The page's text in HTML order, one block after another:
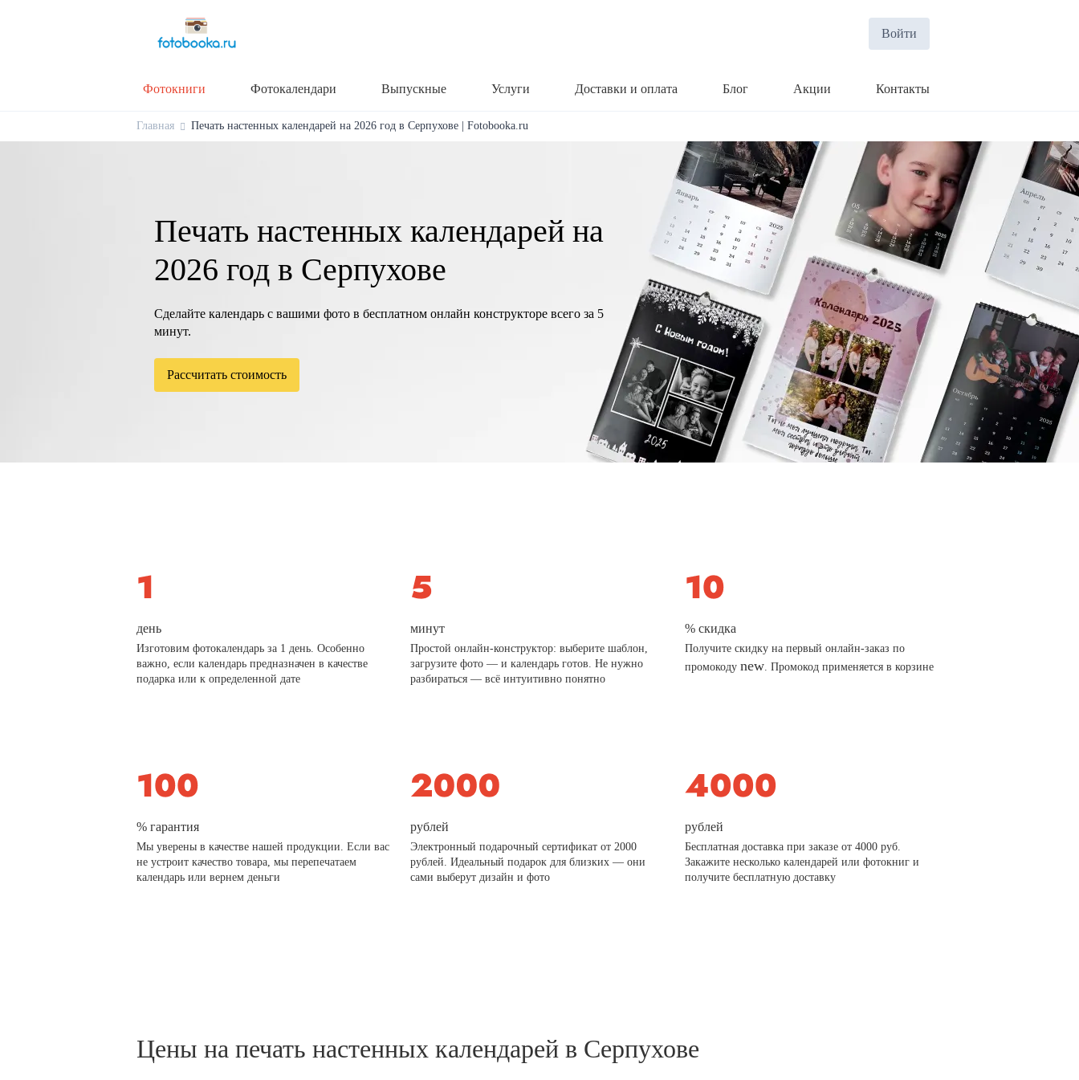
Войти
Фотокниги Фотокалендари Выпускные Услуги Доставки и оплата Блог Акции Контакты
Главная Печать настенных календарей на 2026 год в Серпухове | Fotobooka.ru
Печать настенных календарей на
2026 год в Серпухове
Сделайте календарь с вашими фото в бесплатном онлайн конструкторе всего за 5
минут.
Рассчитать стоимость
день
Изготовим фотокалендарь за 1 день. Особенно
важно, если календарь предназначен в качестве
подарка или к определенной дате
минут
Простой онлайн-конструктор: выберите шаблон,
загрузите фото — и календарь готов. Не нужно
разбираться — всё интуитивно понятно
% скидка
Получите скидку на первый онлайн-заказ по
промокоду new. Промокод применяется в корзине
% гарантия
Мы уверены в качестве нашей продукции. Если вас
не устроит качество товара, мы перепечатаем
календарь или вернем деньги
рублей
Электронный подарочный сертификат от 2000
рублей. Идеальный подарок для близких — они
сами выберут дизайн и фото
рублей
Бесплатная доставка при заказе от 4000 руб.
Закажите несколько календарей или фотокниг и
получите бесплатную доставку
Цены на печать настенных календарей в Серпухове